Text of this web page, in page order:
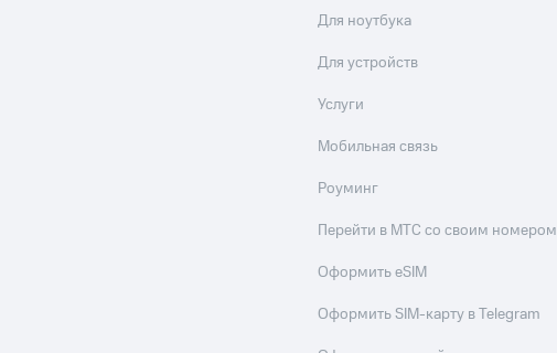
Для ноутбука
Для устройств
Услуги
Мобильная связь
Роуминг
Перейти в МТС со своим номером
Оформить eSIM
Оформить SIM-карту в Telegram